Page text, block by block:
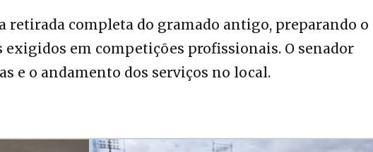
retirada completa do gramado antigo, preparando o
exigidos em competições profissionais. O senador
e o andamento dos serviços no local.